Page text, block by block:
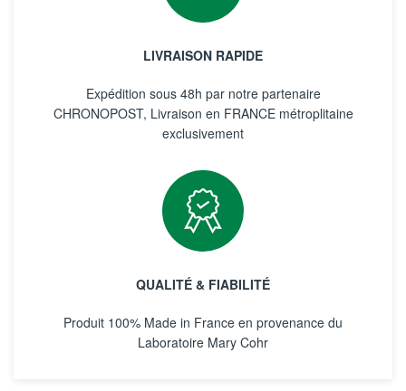
LIVRAISON RAPIDE
Expédition sous 48h par notre partenaire
CHRONOPOST, Livraison en FRANCE métroplitaine
exclusivement
QUALITÉ & FIABILITÉ
Produit 100% Made in France en provenance du
Laboratoire Mary Cohr